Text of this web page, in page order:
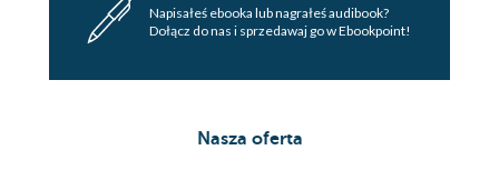
Napisałeś ebooka lub nagrałeś audibook?
Dołącz do nas i sprzedawaj go w Ebookpoint!
Nasza oferta